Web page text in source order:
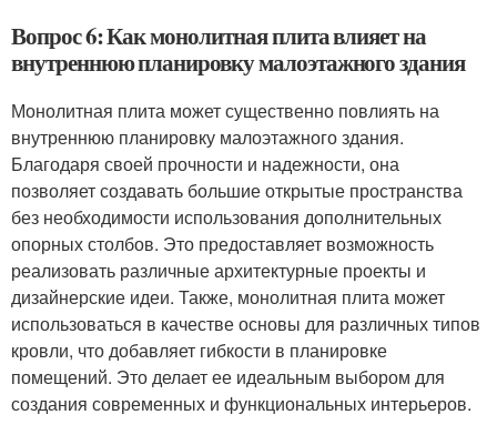
Вопрос 6: Как монолитная плита влияет на
внутреннюю планировку малоэтажного здания
Монолитная плита может существенно повлиять на
внутреннюю планировку малоэтажного здания.
Благодаря своей прочности и надежности, она
позволяет создавать большие открытые пространства
без необходимости использования дополнительных
опорных столбов. Это предоставляет возможность
реализовать различные архитектурные проекты и
дизайнерские идеи. Также, монолитная плита может
использоваться в качестве основы для различных типов
кровли, что добавляет гибкости в планировке
помещений. Это делает ее идеальным выбором для
создания современных и функциональных интерьеров.